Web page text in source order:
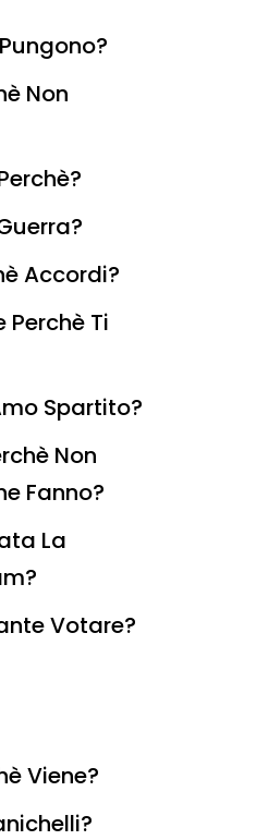
Non
Accordi?
Perchè Ti
Spartito?
Non
Fanno?
La
Votare?
Viene?